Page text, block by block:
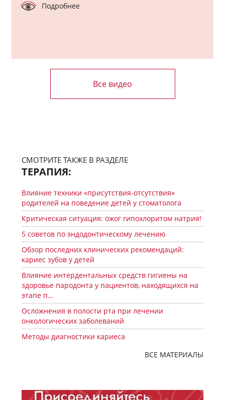
Подробнее
Все видео
СМОТРИТЕ ТАКЖЕ В РАЗДЕЛЕ
ТЕРАПИЯ:
Влияние техники «присутствия-отсутствия»
родителей на поведение детей у стоматолога
Критическая ситуация: ожог гипохлоритом натрия!
5 советов по эндодонтическому лечению
Обзор последних клинических рекомендаций:
кариес зубов у детей
Влияние интердентальных средств гигиены на
здоровье пародонта у пациентов, находящихся на
этапе п…
Осложнения в полости рта при лечении
онкологических заболеваний
Методы диагностики кариеса
ВСЕ МАТЕРИАЛЫ